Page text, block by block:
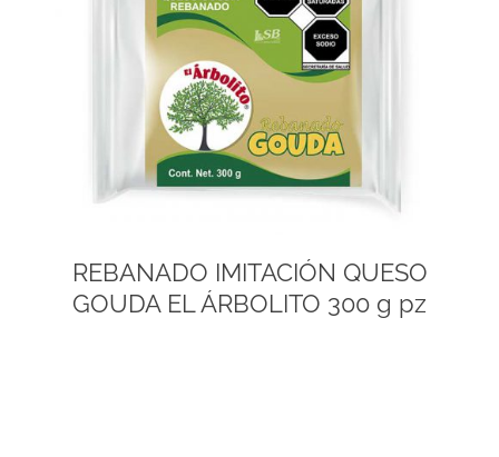
REBANADO IMITACIÓN QUESO
GOUDA EL ÁRBOLITO 300 g pz